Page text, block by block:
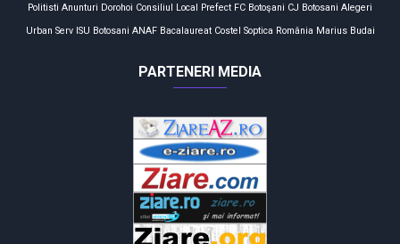
Politisti Anunturi Dorohoi Consiliul Local Prefect FC Botoşani CJ Botosani Alegeri
Urban Serv ISU Botosani ANAF Bacalaureat Costel Soptica România Marius Budai
PARTENERI MEDIA